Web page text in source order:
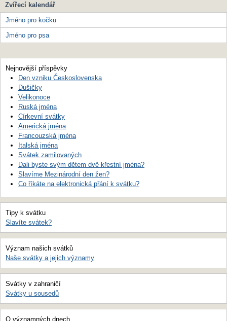
Zvířecí kalendář
Jméno pro kočku
Jméno pro psa
Nejnovější příspěvky
Den vzniku Československa
Dušičky
Velikonoce
Ruská jména
Církevní svátky
Americká jména
Francouzská jména
Italská jména
Svátek zamilovaných
Dali byste svým dětem dvě křestní jména?
Slavíme Mezinárodní den žen?
Co říkáte na elektronická přání k svátku?
Tipy k svátku
Slavíte svátek?
Význam našich svátků
Naše svátky a jejich významy
Svátky v zahraničí
Svátky u sousedů
O významných dnech